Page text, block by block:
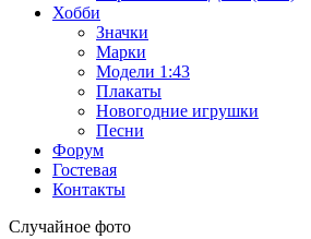
Хобби
Значки
Марки
Модели 1:43
Плакаты
Новогодние игрушки
Песни
Форум
Гостевая
Контакты
Случайное фото